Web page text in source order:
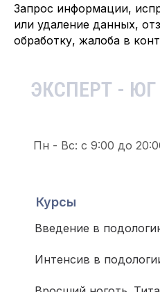
Запрос информации,
или удаление данных,
обработку, жалоба в
ЭКСПЕРТ - ЮГ
Курсы
Введение в
Интенсив в
Пн - Вс: с 9:00 до